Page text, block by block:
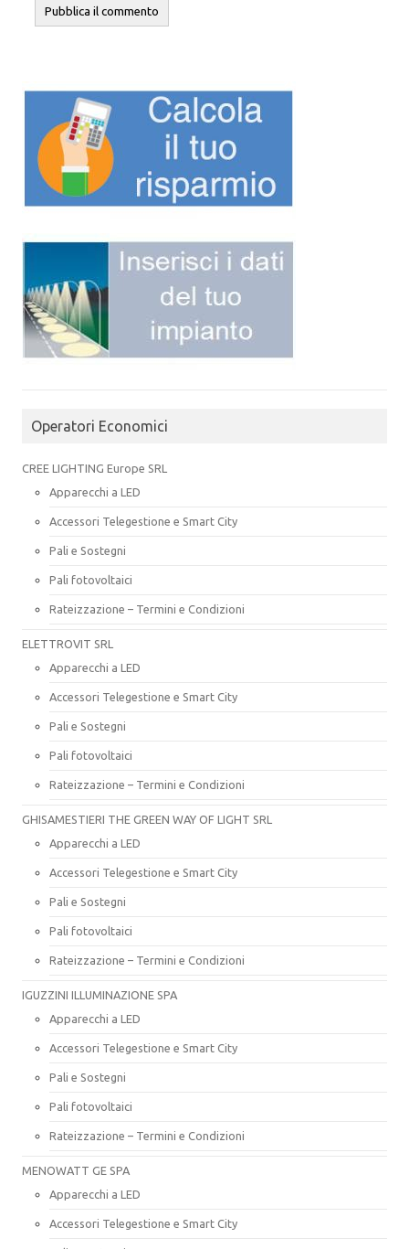
Operatori Economici
CREE LIGHTING Europe SRL
Apparecchi a LED
Accessori Telegestione e Smart City
Pali e Sostegni
Pali fotovoltaici
Rateizzazione – Termini e Condizioni
ELETTROVIT SRL
Apparecchi a LED
Accessori Telegestione e Smart City
Pali e Sostegni
Pali fotovoltaici
Rateizzazione – Termini e Condizioni
GHISAMESTIERI THE GREEN WAY OF LIGHT SRL
Apparecchi a LED
Accessori Telegestione e Smart City
Pali e Sostegni
Pali fotovoltaici
Rateizzazione – Termini e Condizioni
IGUZZINI ILLUMINAZIONE SPA
Apparecchi a LED
Accessori Telegestione e Smart City
Pali e Sostegni
Pali fotovoltaici
Rateizzazione – Termini e Condizioni
MENOWATT GE SPA
Apparecchi a LED
Accessori Telegestione e Smart City